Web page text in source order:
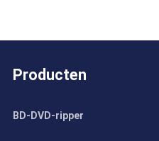
Producten
BD-DVD-ripper